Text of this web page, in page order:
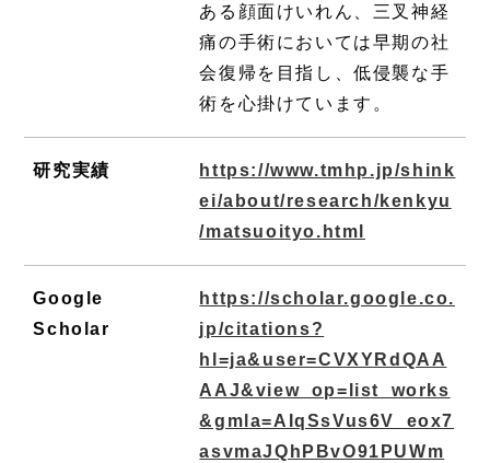
ある顔面けいれん、三叉神経
痛の手術においては早期の社
会復帰を目指し、低侵襲な手
術を心掛けています。
研究実績
https://www.tmhp.jp/shink
ei/about/research/kenkyu
/matsuoityo.html
Google
Scholar
https://scholar.google.co.
jp/citations?
hl=ja&user=CVXYRdQAA
AAJ&view_op=list_works
&gmla=AIqSsVus6V_eox7
asvmaJQhPBvO91PUWm